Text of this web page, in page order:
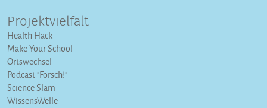
Projektvielfalt
Health Hack
Make Your School
Ortswechsel
Podcast "Forsch!"
Science Slam
WissensWelle